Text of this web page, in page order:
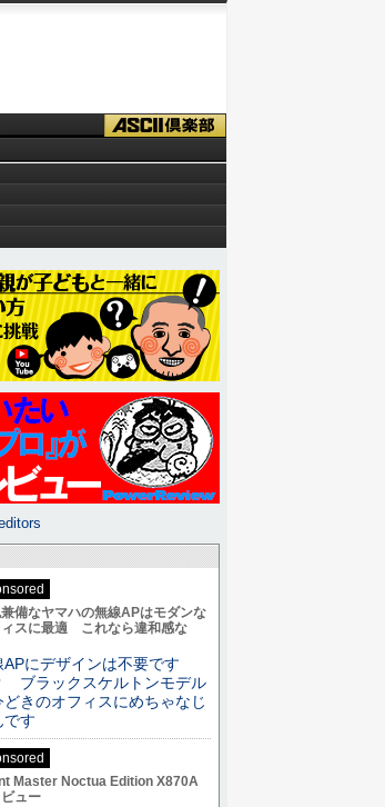
備なヤマハの無線APはモダンな
ィスに最適 これなら違和感な
APにデザインは不要です
ブラックスケルトンモデル
どきのオフィスにめちゃなじ
です
Master Noctua Edition X870A
ュー